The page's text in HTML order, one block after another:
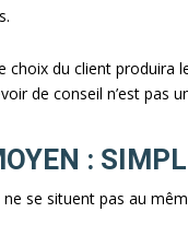
choix du client
de conseil n’est pas
:
se situent pas au